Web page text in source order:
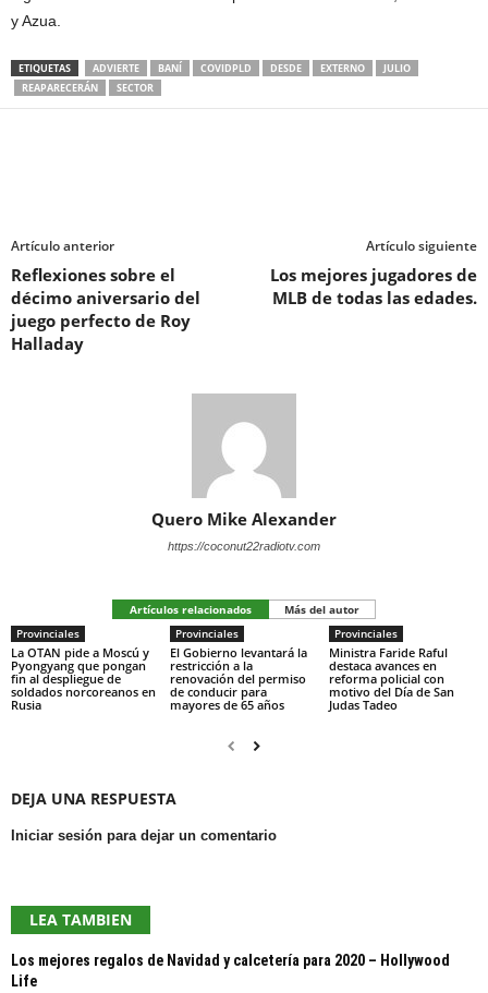
y Azua.
ETIQUETAS ADVIERTE BANÍ COVIDPLD DESDE EXTERNO
JULIO
REAPARECERÁN
SECTOR
Artículo anterior
Reflexiones sobre el
décimo aniversario del
juego perfecto de Roy
Halladay
Artículo siguiente
Los mejores jugadores de
MLB de todas las edades.
Quero Mike Alexander
https://coconut22radiotv.com
Artículos relacionados
Más del autor
Provinciales
La OTAN pide a Moscú y
Pyongyang que pongan
fin al despliegue de
soldados norcoreanos en
Rusia
Provinciales
El Gobierno levantará la
restricción a la
renovación del permiso
de conducir para
mayores de 65 años
Provinciales
Ministra Faride Raful
destaca avances en
reforma policial con
motivo del Día de San
Judas Tadeo
DEJA UNA RESPUESTA
Iniciar sesión para dejar un comentario
LEA TAMBIEN
Los mejores regalos de Navidad y calcetería para 2020 – Hollywood
Life